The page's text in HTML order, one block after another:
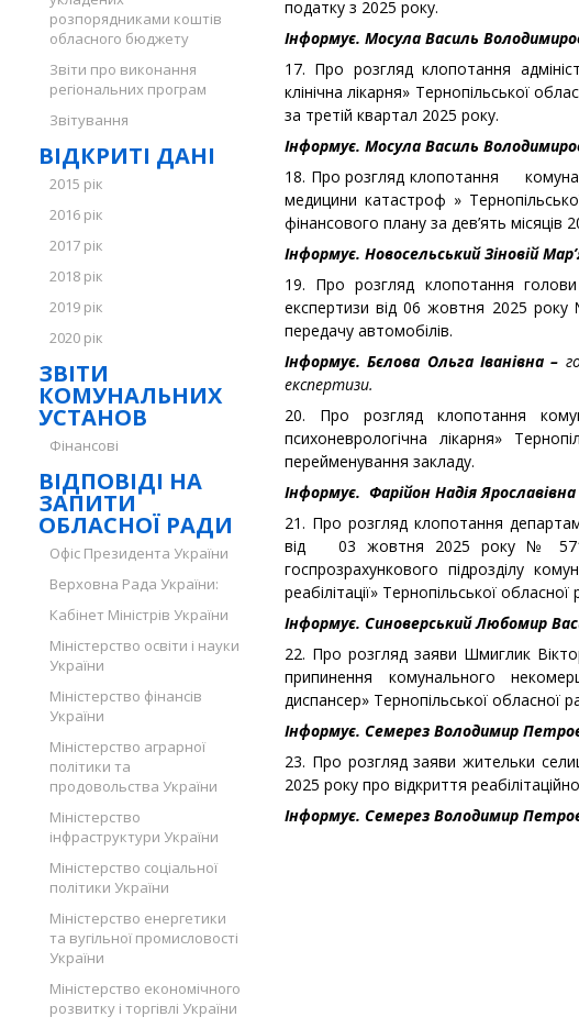
розпорядниками коштів
обласного бюджету
Звіти про виконання
регіональних програм
Звітування
ВІДКРИТІ ДАНІ
2015 рік
2016 рік
2017 рік
2018 рік
2019 рік
2020 рік
ЗВІТИ
КОМУНАЛЬНИХ
УСТАНОВ
Фінансові
ВІДПОВІДІ НА
ЗАПИТИ
ОБЛАСНОЇ РАДИ
Офіс Президента України
Верховна Рада України:
Кабінет Міністрів України
Міністерство освіти і науки
України
Міністерство фінансів
України
Міністерство аграрної
політики та
продовольства України
Міністерство
інфраструктури України
Міністерство соціальної
політики України
Міністерство енергетики
та вугільної промисловості
України
Міністерство економічного
розвитку і торгівлі України
податку з 2025 року.
Інформує. Мосула Василь
17. Про розгляд клопотання
клінічна лікарня» Тернопільської
за третій квартал 2025 року.
Інформує. Мосула Василь
18. Про розгляд клопотання
медицини катастроф »
фінансового плану за дев’ять місяців
Інформує. Новосельський Зіновій
19. Про розгляд клопотання голови
експертизи від 06 жовтня 2025
передачу автомобілів.
Інформує. Бєлова Ольга Іванівна –
експертизи.
20. Про розгляд клопотання
психоневрологічна лікарня»
перейменування закладу.
Інформує. Фарійон Надія Ярославівна
21. Про розгляд клопотання
від 03 жовтня 2025 року № 5719/
госпрозрахункового підрозділу
реабілітації» Тернопільської обласної
Інформує. Синоверський Любомир
22. Про розгляд заяви Шмиглик
припинення комунального
диспансер» Тернопільської обласної
Інформує. Семерез Володимир
23. Про розгляд заяви жительки
2025 року про відкриття
Інформує. Семерез Володимир